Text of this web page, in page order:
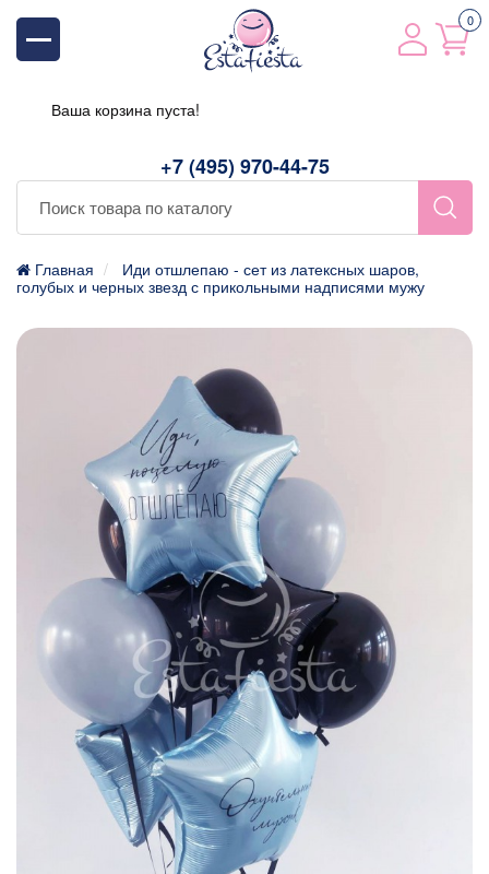
+7 (495) 970-44-75
0
Ваша корзина пуста!
Главная
Иди отшлепаю - сет из латексных шаров,
голубых и черных звезд с прикольными надписями мужу